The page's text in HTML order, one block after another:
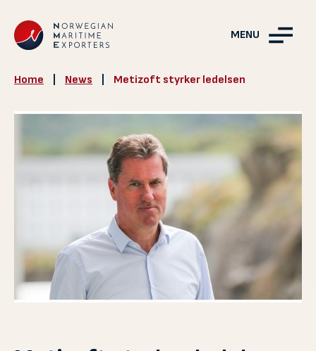
MENU
Home News Metizoft styrker ledelsen